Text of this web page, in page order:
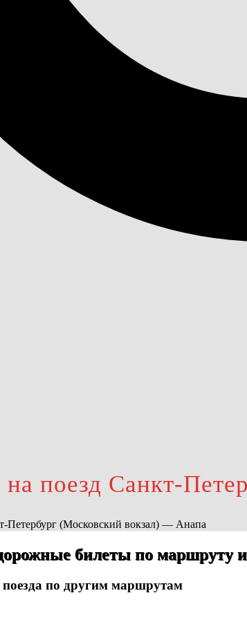
поезд Санкт-
Петербург (Московский вокзал) — Анапа
билеты по маршруту
по другим маршрутам